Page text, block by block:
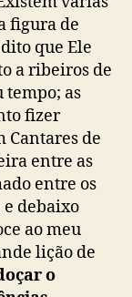
figura de
que Ele
a ribeiros de
tempo; as
fizer
Cantares de
entre as
entre os
e debaixo
ao meu
lição de
o